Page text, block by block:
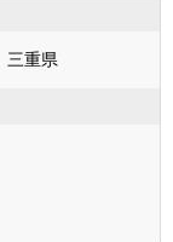
三重県